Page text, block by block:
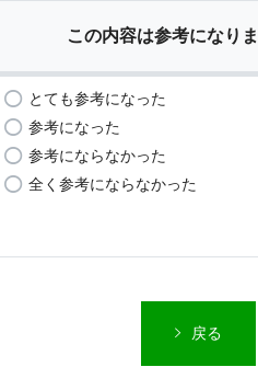
この内容は参考になり
とても参考になった
参考になった
参考にならなかった
全く参考にならなかった
戻る